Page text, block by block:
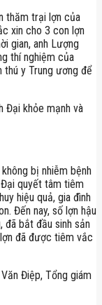
thăm trại lợn của
xin cho 3 con lợn
gian, anh Lượng
thí nghiệm của
thú y Trung ương để
Đại khỏe mạnh và
bị nhiễm bệnh
Đại quyết tâm tiêm
hiệu quả, gia đình
Đến nay, số lợn hậu
bắt đầu sinh sản
đã được tiêm vắc
Điệp, Tổng giám